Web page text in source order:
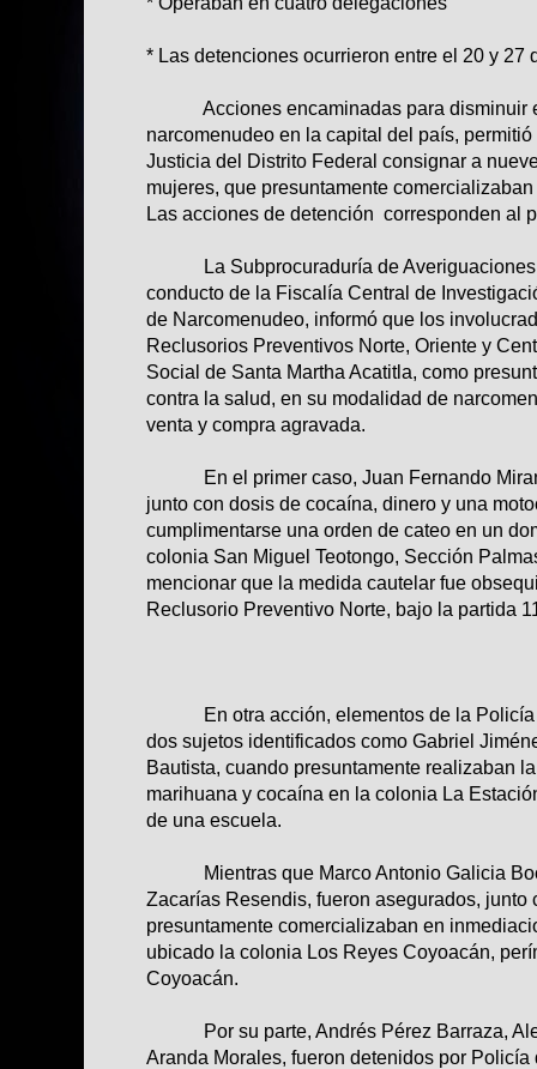
* Las detenciones ocurrieron entre el 20 y 27
Acciones encaminadas para disminuir
narcomenudeo en la capital del país,
Justicia del Distrito Federal consignar a
mujeres, que presuntamente
Las acciones de detención corresponden al
La Subprocuraduría de Averiguaciones
conducto de la Fiscalía Central de
de Narcomenudeo, informó que los
Reclusorios Preventivos Norte, Oriente y
Social de Santa Martha Acatitla, como
contra la salud, en su modalidad de
venta y compra agravada.
En el primer caso, Juan Fernando
junto con dosis de cocaína, dinero y una
cumplimentarse una orden de cateo en un
colonia San Miguel Teotongo, Sección
mencionar que la medida cautelar fue
Reclusorio Preventivo Norte, bajo la partida
En otra acción, elementos de la Policía
dos sujetos identificados como Gabriel
Bautista, cuando presuntamente realizaban
marihuana y cocaína en la colonia La
de una escuela.
Mientras que Marco Antonio Galicia
Zacarías Resendis, fueron asegurados,
presuntamente comercializaban en
ubicado la colonia Los Reyes Coyoacán,
Coyoacán.
Por su parte, Andrés Pérez Barraza,
Aranda Morales, fueron detenidos por Policía